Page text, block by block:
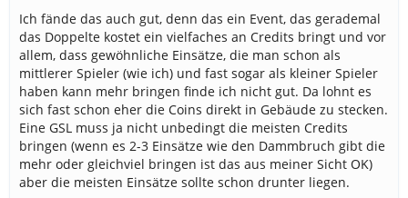
Ich fände das auch gut, denn das ein Event, das gerademal
das Doppelte kostet ein vielfaches an Credits bringt und vor
allem, dass gewöhnliche Einsätze, die man schon als
mittlerer Spieler (wie ich) und fast sogar als kleiner Spieler
haben kann mehr bringen finde ich nicht gut. Da lohnt es
sich fast schon eher die Coins direkt in Gebäude zu stecken.
Eine GSL muss ja nicht unbedingt die meisten Credits
bringen (wenn es 2-3 Einsätze wie den Dammbruch gibt die
mehr oder gleichviel bringen ist das aus meiner Sicht OK)
aber die meisten Einsätze sollte schon drunter liegen.